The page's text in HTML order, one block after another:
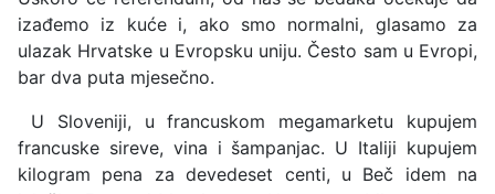
izađemo iz kuće i, ako smo normalni, glasamo za
ulazak Hrvatske u Evropsku uniju. Često sam u Evropi,
bar dva puta mjesečno.
U Sloveniji, u francuskom megamarketu kupujem
francuske sireve, vina i šampanjac. U Italiji kupujem
kilogram pena za devedeset centi, u Beč idem na